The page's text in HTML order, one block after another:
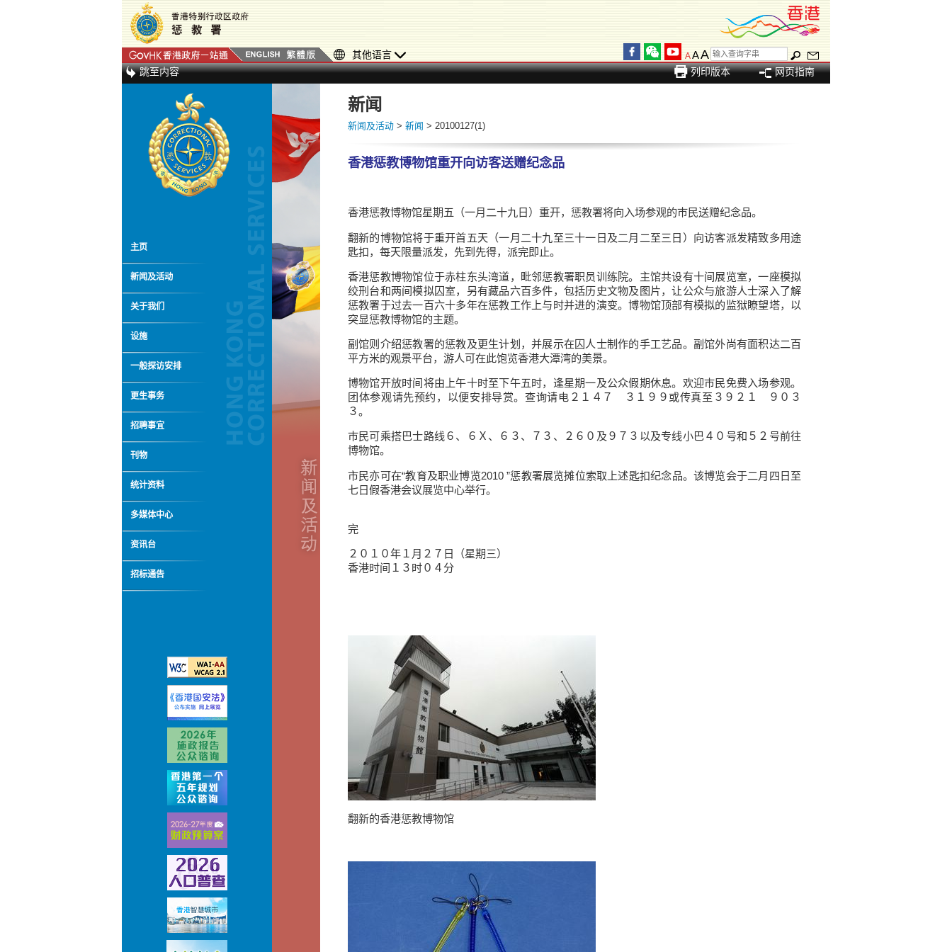
其他语言 AAA
跳至内容 列印版本 网页指南
主页
新闻及活动
关于我们
设施
一般探访安排
更生事务
招聘事宜
刊物
统计资料
多媒体中心
资讯台
招标通告
新闻
新闻及活动 > 新闻 > 20100127(1)
香港惩教博物馆重开向访客送赠纪念品
香港惩教博物馆星期五（一月二十九日）重开，惩教署将向入场参观的巿民送赠纪念品。
翻新的博物馆将于重开首五天（一月二十九至三十一日及二月二至三日）向访客派发精致多用途
匙扣，每天限量派发，先到先得，派完即止。
香港惩教博物馆位于赤柱东头湾道，毗邻惩教署职员训练院。主馆共设有十间展览室，一座模拟
绞刑台和两间模拟囚室，另有藏品六百多件，包括历史文物及图片，让公众与旅游人士深入了解
惩教署于过去一百六十多年在惩教工作上与时并进的演变。博物馆顶部有模拟的监狱瞭望塔，以
突显惩教博物馆的主题。
副馆则介绍惩教署的惩教及更生计划，并展示在囚人士制作的手工艺品。副馆外尚有面积达二百
平方米的观景平台，游人可在此饱览香港大潭湾的美景。
博物馆开放时间将由上午十时至下午五时，逢星期一及公众假期休息。欢迎巿民免费入场参观。
团体参观请先预约，以便安排导赏。查询请电２１４７ ３１９９或传真至３９２１ ９０３
３。
巿民可乘搭巴士路线６、６Ｘ、６３、７３、２６０及９７３以及专线小巴４０号和５２号前往
博物馆。
市民亦可在“教育及职业博览2010 ”惩教署展览摊位索取上述匙扣纪念品。该博览会于二月四日至
七日假香港会议展览中心举行。
完
２０１０年１月２７日（星期三）
香港时间１３时０４分
翻新的香港惩教博物馆